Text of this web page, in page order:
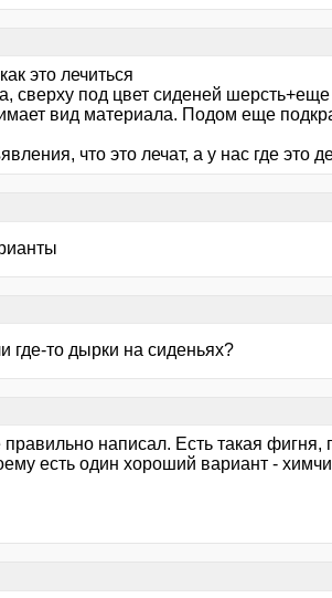
это лечиться
сверху под цвет сиденей
вид материала. Подом еще
что это лечат, а у нас где это
где-то дырки на сиденьях?
написал. Есть такая фигня,
есть один хороший вариант -